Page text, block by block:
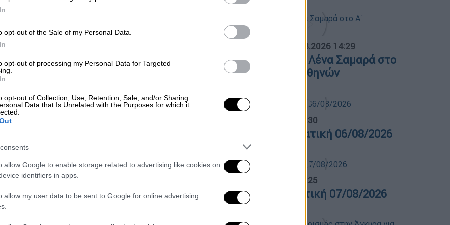
opt-out of the Sale of my Personal Data.
opt-out of processing my Personal Data for Targeted
opt-out of Collection, Use, Retention, Sale, and/or Sharing
Data that Is Unrelated with the Purposes for which it
allow Google to enable storage related to advertising like cookies on
identifiers in apps.
allow my user data to be sent to Google for online advertising
Smoothies: 6 συνταγές υψηλη?ς
Τα αγαπου?ν μικροι? και μεγα?λοι,
καλο?, αφου? ε?χουν υψηλη?
περιεκτικο?τητα σε βιταμι?νες,
Ειδικα? αυτη?ν την περι?οδο ει?ναι
ο?,τι καλυ?τερο για την υγει?α μας
07.08.2026 14:29
Μνημόσυνο για τη Λένα Σαμαρά στο
Α΄ Νεκροταφείο Αθηνών
06.08.2026 14:30
Δελτίο στην νοηματική 06/08/2026
07.08.2026 14:25
Δελτίο στη νοηματική 07/08/2026